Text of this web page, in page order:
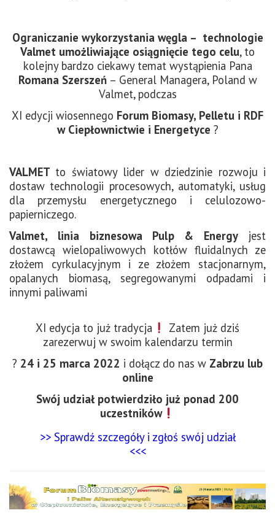
Ograniczanie wykorzystania węgla – technologie
Valmet umożliwiające osiągnięcie tego celu, to
kolejny bardzo ciekawy temat wystąpienia Pana
Romana Szerszeń– General Managera, Poland w
Valmet, podczas
XI edycji wiosennego Forum Biomasy, Pelletu i RDF
w Ciepłownictwie i Energetyce ?
VALMET to światowy lider w dziedzinie rozwoju i
dostaw technologii procesowych, automatyki, usług
dla przemysłu energetycznego i celulozowo-
papierniczego.
Valmet, linia biznesowa Pulp & Energy jest
dostawcą wielopaliwowych kotłów fluidalnych ze
złożem cyrkulacyjnym i ze złożem stacjonarnym,
opalanych biomasą, segregowanymi odpadami i
innymi paliwami
XI edycja to już tradycja
Zatem już dziś
zarezerwuj w swoim kalendarzu termin
? 24 i 25 marca 2022 i dołącz do nas w Zabrzu lub
online
Swój udział potwierdziło już ponad 200
uczestników
>> Sprawdź szczegóły i zgłoś swój udział
<<<